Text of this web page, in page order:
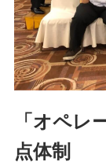
「オペレ
点体制